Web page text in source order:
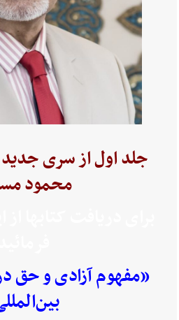
جلد اول از سری
محمود
«مفهوم آزادی و حق